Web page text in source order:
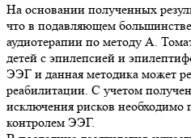
На основании полученных
что в подавляющем
аудиотерапии по методу А.
детей с эпилепсией и
ЭЭГ и данная методика может
реабилитации. С учетом
исключения рисков
контролем ЭЭГ.